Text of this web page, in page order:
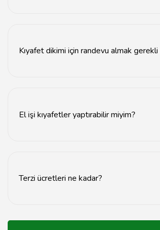
Kıyafet dikimi için randevu almak gerekli
El işi kıyafetler yaptırabilir miyim?
Terzi ücretleri ne kadar?
göstermektedir.